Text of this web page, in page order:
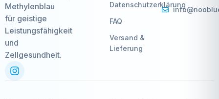
Methylenblau
für geistige
Leistungsfähigkeit
und
Zellgesundheit.
Datenschutzerklärung
FAQ
Versand &
Lieferung